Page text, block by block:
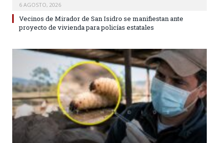
6 AGOSTO, 2026
Vecinos de Mirador de San Isidro se manifiestan ante
proyecto de vivienda para policías estatales